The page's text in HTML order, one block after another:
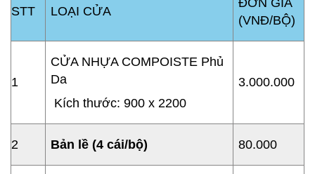
STT LOẠI CỬA
ĐƠN GIÁ
(VNĐ/BỘ)
1
CỬA NHỰA COMPOISTE Phủ
Da
Kích thước: 900 x 2200
3.000.000
2 Bản lề (4 cái/bộ) 80.000